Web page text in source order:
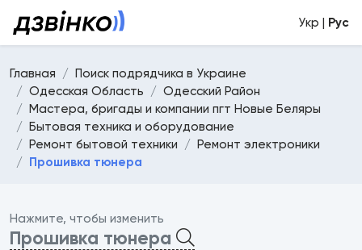
Укр | Рус
Главная
Поиск подрядчика в Украине
Одесская Область
Одесский Район
Мастера, бригады и компании пгт Новые Беляры
Бытовая техника и оборудование
Ремонт бытовой техники
Ремонт электроники
Прошивка тюнера
Нажмите, чтобы изменить
Прошивка тюнера